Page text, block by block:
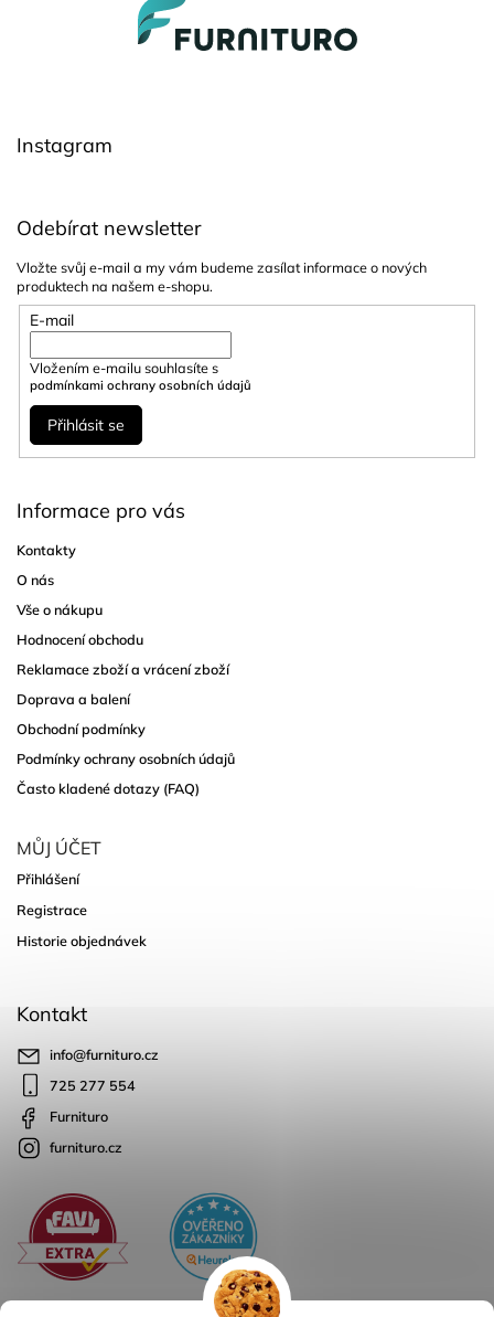
Instagram
Odebírat newsletter
Vložte svůj e-mail a my vám budeme zasílat informace o nových
produktech na našem e-shopu.
E-mail
Vložením e-mailu souhlasíte s
podmínkami ochrany osobních údajů
Přihlásit se
Informace pro vás
Kontakty
O nás
Vše o nákupu
Hodnocení obchodu
Reklamace zboží a vrácení zboží
Doprava a balení
Obchodní podmínky
Podmínky ochrany osobních údajů
Často kladené dotazy (FAQ)
MŮJ ÚČET
Přihlášení
Registrace
Historie objednávek
Kontakt
info@furnituro.cz
725 277 554
Furnituro
furnituro.cz